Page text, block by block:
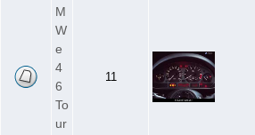
M
W
e
4
6
To
ur
11